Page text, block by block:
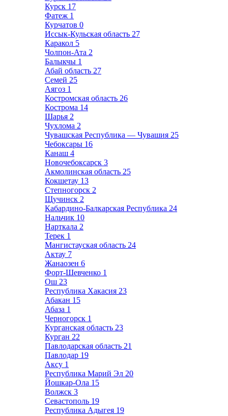
Курск 17
Фатеж 1
Курчатов 0
Иссык-Кульская область 27
Каракол 5
Чолпон-Ата 2
Балыкчы 1
Абай область 27
Семей 25
Аягоз 1
Костромская область 26
Кострома 14
Шарья 2
Чухлома 2
Чувашская Республика — Чувашия 25
Чебоксары 16
Канаш 4
Новочебоксарск 3
Акмолинская область 25
Кокшетау 13
Степногорск 2
Щучинск 2
Кабардино-Балкарская Республика 24
Нальчик 10
Нарткала 2
Терек 1
Мангистауская область 24
Актау 7
Жанаозен 6
Форт-Шевченко 1
Ош 23
Республика Хакасия 23
Абакан 15
Абаза 1
Черногорск 1
Курганская область 23
Курган 22
Павлодарская область 21
Павлодар 19
Аксу 1
Республика Марий Эл 20
Йошкар-Ола 15
Волжск 3
Севастополь 19
Республика Адыгея 19